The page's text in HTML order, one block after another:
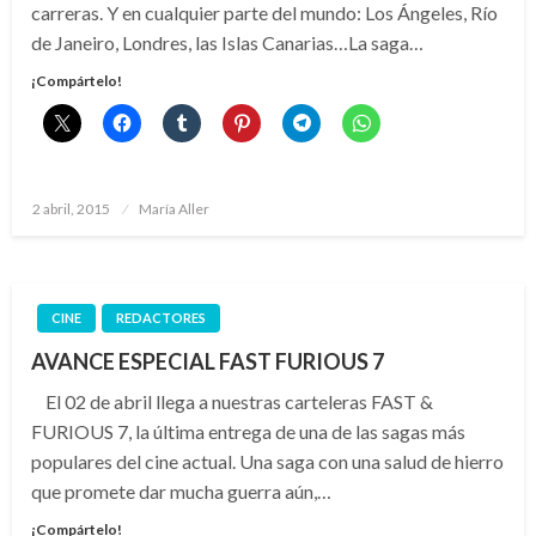
carreras. Y en cualquier parte del mundo: Los Ángeles, Río
de Janeiro, Londres, las Islas Canarias…La saga…
¡Compártelo!
Publicado
2 abril, 2015 María Aller
CINE REDACTORES
AVANCE ESPECIAL FAST FURIOUS 7
El 02 de abril llega a nuestras carteleras FAST &
FURIOUS 7, la última entrega de una de las sagas más
populares del cine actual. Una saga con una salud de hierro
que promete dar mucha guerra aún,…
¡Compártelo!